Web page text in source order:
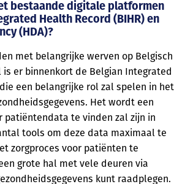
bestaande digitale platformen
Health Record (BIHR) en
(HDA)?
met belangrijke werven op Belgisch
is er binnenkort de Belgian Integrated
een belangrijke rol zal spelen in het
Het wordt een
patiëntendata te vinden zal zijn in
tools om deze data maximaal te
zorgproces voor patiënten te
grote hal met vele deuren via
kunt raadplegen.